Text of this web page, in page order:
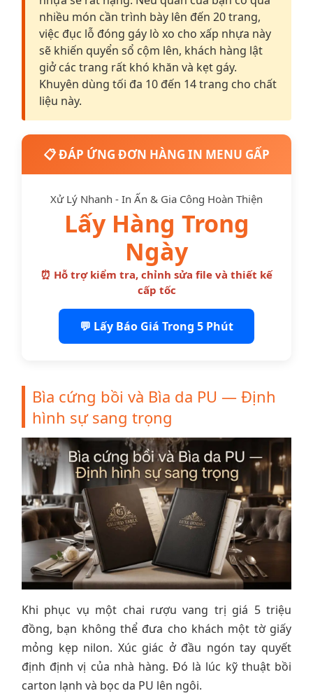
nhiều món cần trình bày lên đến 20 trang,
việc đục lỗ đóng gáy lò xo cho xấp nhựa này
sẽ khiến quyển sổ cộm lên, khách hàng lật
giở các trang rất khó khăn và kẹt gáy.
Khuyên dùng tối đa 10 đến 14 trang cho chất
liệu này.
📋 ĐÁP ỨNG ĐƠN HÀNG IN MENU GẤP
Xử Lý Nhanh - In Ấn & Gia Công Hoàn Thiện
Lấy Hàng Trong
Ngày
⏰ Hỗ trợ kiểm tra, chỉnh sửa file và thiết kế
cấp tốc
💬 Lấy Báo Giá Trong 5 Phút
Bìa cứng bồi và Bìa da PU — Định
hình sự sang trọng
Khi phục vụ một chai rượu vang trị giá 5 triệu
đồng, bạn không thể đưa cho khách một tờ giấy
mỏng kẹp nilon. Xúc giác ở đầu ngón tay quyết
định định vị của nhà hàng. Đó là lúc kỹ thuật bồi
carton lạnh và bọc da PU lên ngôi.